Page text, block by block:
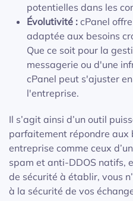
potentielles dans les
Évolutivité : cPanel
adaptée aux besoins
Que ce soit pour la
messagerie ou d'une
cPanel peut s'ajuster
l'entreprise.
Il s’agit ainsi d’un outil
parfaitement répondre aux
entreprise comme ceux
spam et anti-DDOS natifs,
de sécurité à établir, vous
à la sécurité de vos